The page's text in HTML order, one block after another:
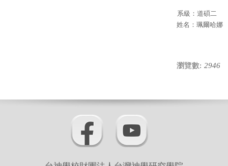
系級：道碩二
姓名：珮爾哈娜
瀏覽數: 2946